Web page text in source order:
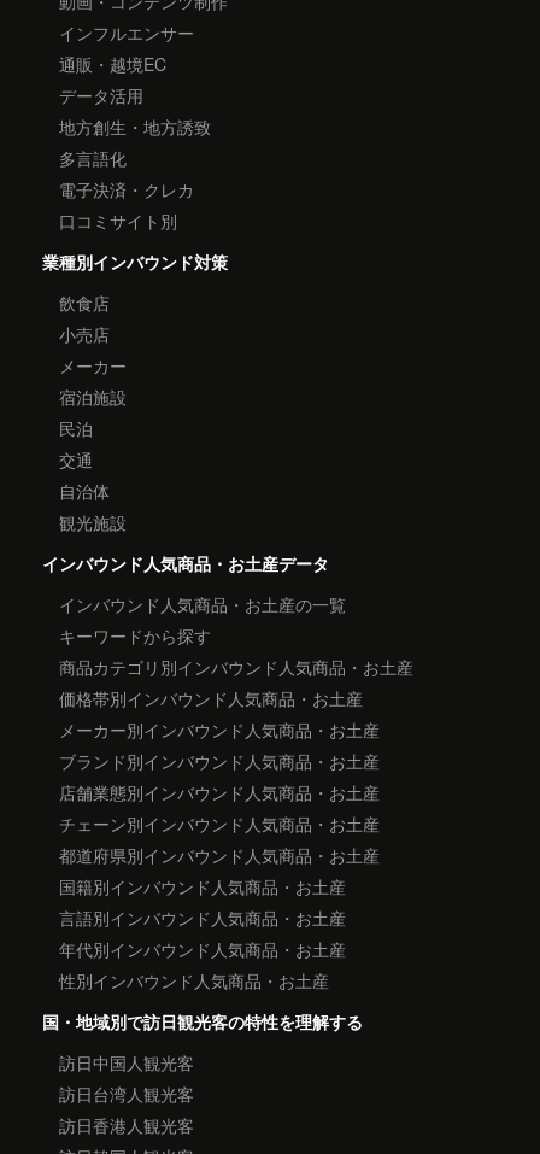
インフルエンサー
通販・越境EC
データ活用
地方創生・地方誘致
多言語化
電子決済・クレカ
口コミサイト別
業種別インバウンド対策
飲食店
小売店
メーカー
宿泊施設
民泊
交通
自治体
観光施設
インバウンド人気商品・お土産データ
インバウンド人気商品・お土産の一覧
キーワードから探す
商品カテゴリ別インバウンド人気商品・お土産
価格帯別インバウンド人気商品・お土産
メーカー別インバウンド人気商品・お土産
ブランド別インバウンド人気商品・お土産
店舗業態別インバウンド人気商品・お土産
チェーン別インバウンド人気商品・お土産
都道府県別インバウンド人気商品・お土産
国籍別インバウンド人気商品・お土産
言語別インバウンド人気商品・お土産
年代別インバウンド人気商品・お土産
性別インバウンド人気商品・お土産
国・地域別で訪日観光客の特性を理解する
訪日中国人観光客
訪日台湾人観光客
訪日香港人観光客